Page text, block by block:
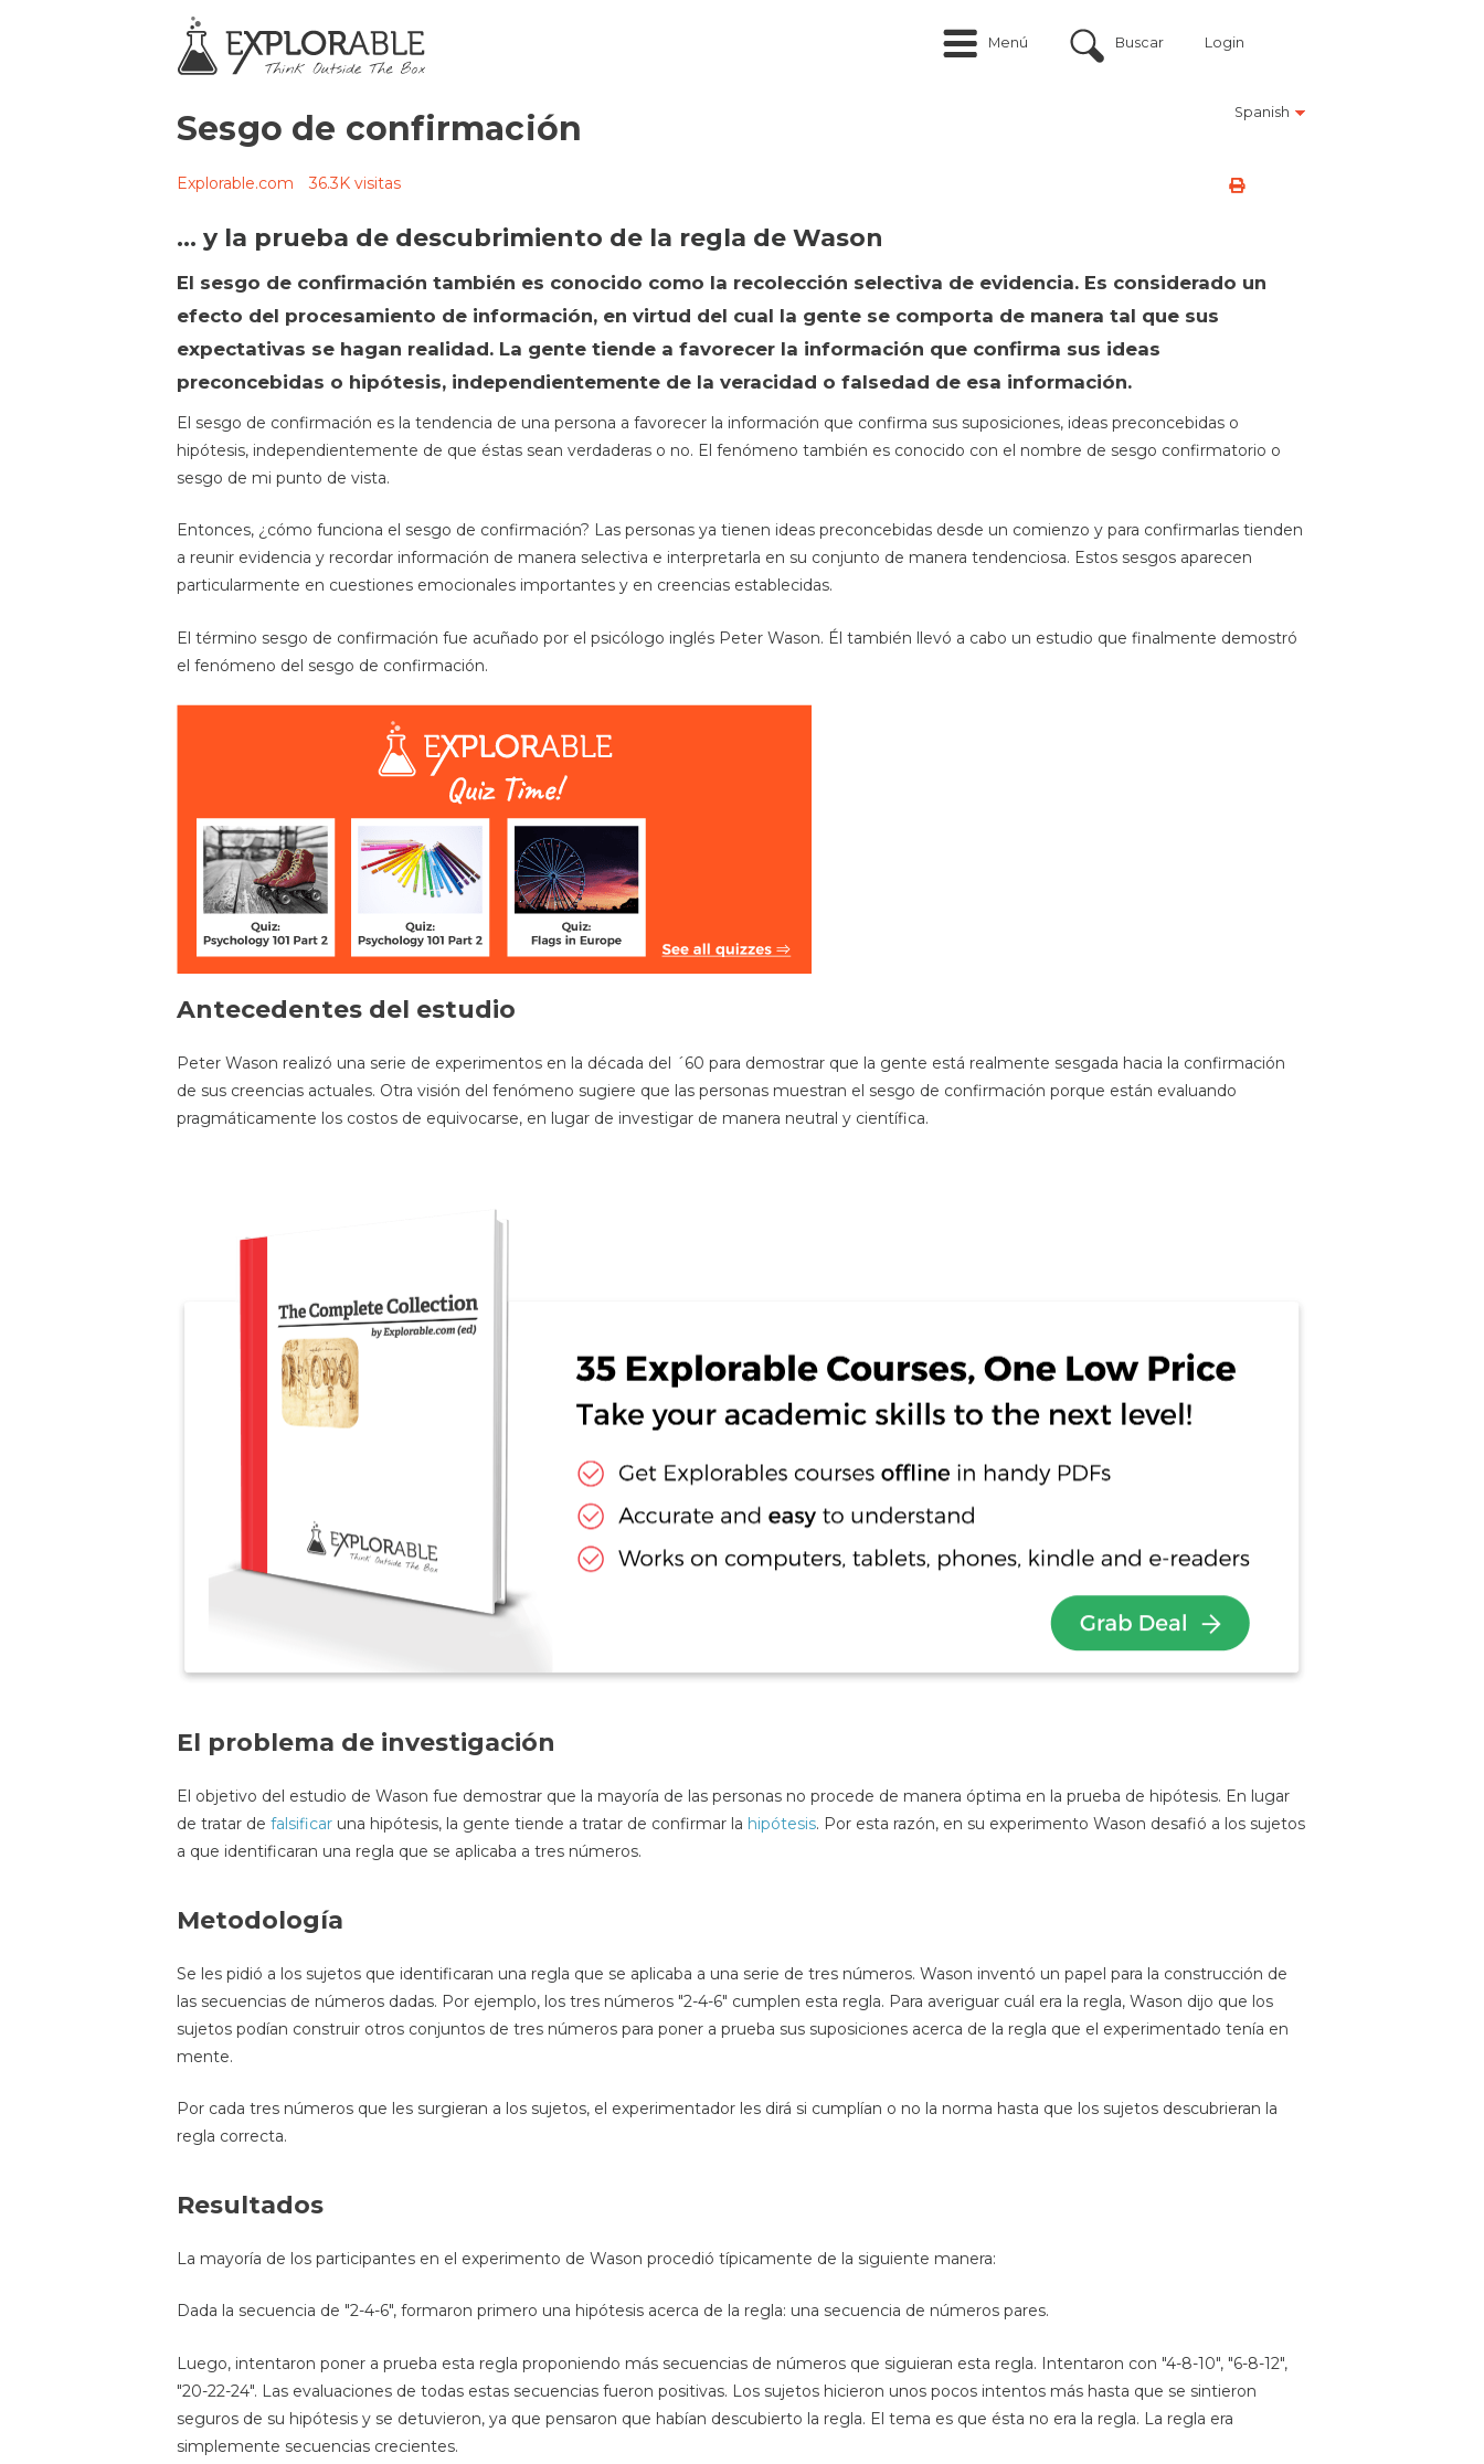
Menú Buscar Login
Spanish
Sesgo de confirmación
Explorable.com 36.3K visitas
... y la prueba de descubrimiento de la regla de Wason
El sesgo de confirmación también es conocido como la recolección selectiva de evidencia. Es considerado un
efecto del procesamiento de información, en virtud del cual la gente se comporta de manera tal que sus
expectativas se hagan realidad. La gente tiende a favorecer la información que confirma sus ideas
preconcebidas o hipótesis, independientemente de la veracidad o falsedad de esa información.
El sesgo de confirmación es la tendencia de una persona a favorecer la información que confirma sus suposiciones, ideas preconcebidas o
hipótesis, independientemente de que éstas sean verdaderas o no. El fenómeno también es conocido con el nombre de sesgo confirmatorio o
sesgo de mi punto de vista.
Entonces, ¿cómo funciona el sesgo de confirmación? Las personas ya tienen ideas preconcebidas desde un comienzo y para confirmarlas tienden
a reunir evidencia y recordar información de manera selectiva e interpretarla en su conjunto de manera tendenciosa. Estos sesgos aparecen
particularmente en cuestiones emocionales importantes y en creencias establecidas.
El término sesgo de confirmación fue acuñado por el psicólogo inglés Peter Wason. Él también llevó a cabo un estudio que finalmente demostró
el fenómeno del sesgo de confirmación.
Antecedentes del estudio
Peter Wason realizó una serie de experimentos en la década del ´60 para demostrar que la gente está realmente sesgada hacia la confirmación
de sus creencias actuales. Otra visión del fenómeno sugiere que las personas muestran el sesgo de confirmación porque están evaluando
pragmáticamente los costos de equivocarse, en lugar de investigar de manera neutral y científica.
El problema de investigación
El objetivo del estudio de Wason fue demostrar que la mayoría de las personas no procede de manera óptima en la prueba de hipótesis. En lugar
de tratar de falsificar una hipótesis, la gente tiende a tratar de confirmar la hipótesis. Por esta razón, en su experimento Wason desafió a los sujetos
a que identificaran una regla que se aplicaba a tres números.
Metodología
Se les pidió a los sujetos que identificaran una regla que se aplicaba a una serie de tres números. Wason inventó un papel para la construcción de
las secuencias de números dadas. Por ejemplo, los tres números "2-4-6" cumplen esta regla. Para averiguar cuál era la regla, Wason dijo que los
sujetos podían construir otros conjuntos de tres números para poner a prueba sus suposiciones acerca de la regla que el experimentado tenía en
mente.
Por cada tres números que les surgieran a los sujetos, el experimentador les dirá si cumplían o no la norma hasta que los sujetos descubrieran la
regla correcta.
Resultados
La mayoría de los participantes en el experimento de Wason procedió típicamente de la siguiente manera:
Dada la secuencia de "2-4-6", formaron primero una hipótesis acerca de la regla: una secuencia de números pares.
Luego, intentaron poner a prueba esta regla proponiendo más secuencias de números que siguieran esta regla. Intentaron con "4-8-10", "6-8-12",
"20-22-24". Las evaluaciones de todas estas secuencias fueron positivas. Los sujetos hicieron unos pocos intentos más hasta que se sintieron
seguros de su hipótesis y se detuvieron, ya que pensaron que habían descubierto la regla. El tema es que ésta no era la regla. La regla era
simplemente secuencias crecientes.